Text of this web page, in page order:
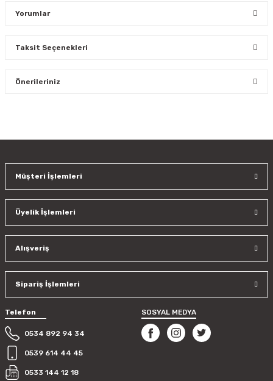
Yorumlar
Taksit Seçenekleri
Önerileriniz
Ürün resmi kalitesiz, bozuk veya görüntülenemiyor.
Ürün bilgilerinde hatalar bulunuyor.
Bu ürüne benzer farklı alternatifler olmalı.
Gönder
Müşteri İşlemleri
Üyelik İşlemleri
Alışveriş
Sipariş İşlemleri
Telefon
0534 892 94 34
0539 614 44 45
0533 144 12 18
SOSYAL MEDYA